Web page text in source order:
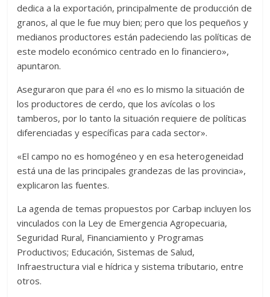
dedica a la exportación, principalmente de producción de
granos, al que le fue muy bien; pero que los pequeños y
medianos productores están padeciendo las políticas de
este modelo económico centrado en lo financiero»,
apuntaron.
Aseguraron que para él «no es lo mismo la situación de
los productores de cerdo, que los avícolas o los
tamberos, por lo tanto la situación requiere de políticas
diferenciadas y específicas para cada sector».
«El campo no es homogéneo y en esa heterogeneidad
está una de las principales grandezas de las provincia»,
explicaron las fuentes.
La agenda de temas propuestos por Carbap incluyen los
vinculados con la Ley de Emergencia Agropecuaria,
Seguridad Rural, Financiamiento y Programas
Productivos; Educación, Sistemas de Salud,
Infraestructura vial e hídrica y sistema tributario, entre
otros.